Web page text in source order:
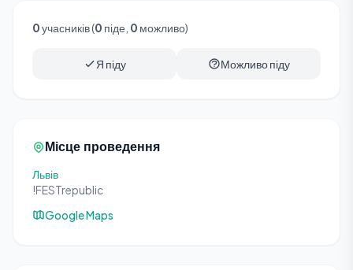
0учасників (0 піде, 0 можливо)
Я піду Можливо піду
Місце проведення
Львів
!FESTrepublic
Google Maps